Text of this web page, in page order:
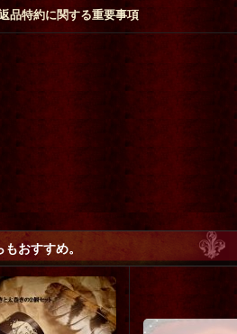
品特約に関する重要事項
もおすすめ。